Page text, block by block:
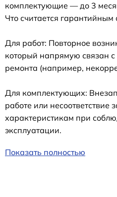
комплектующие — до 3
Что считается гарантийным
Для работ: Повторное
который напрямую связан
ремонта (например,
Для комплектующих:
работе или несоответствие
характеристикам при
эксплуатации.
Показать полностью